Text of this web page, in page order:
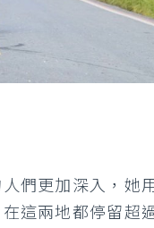
們更加深入，她
這兩地都停留超